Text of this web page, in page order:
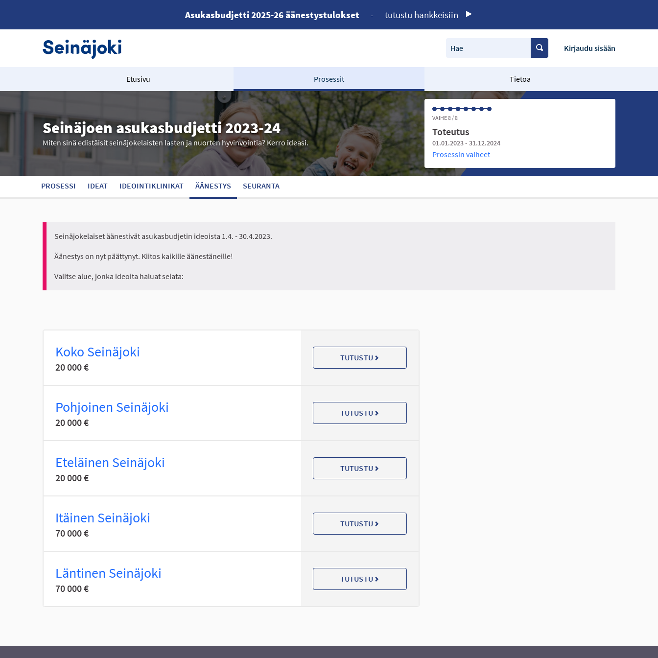
Asukasbudjetti 2025-26 äänestystulokset - tutustu hankkeisiin
Hae Kirjaudu sisään
Etusivu Prosessit Tietoa
Seinäjoen asukasbudjetti 2023-24
Miten sinä edistäisit seinäjokelaisten lasten ja nuorten hyvinvointia? Kerro ideasi.
VAIHE 8 / 8
Toteutus
01.01.2023 - 31.12.2024
Prosessin vaiheet
PROSESSI IDEAT IDEOINTIKLINIKAT ÄÄNESTYS SEURANTA
Seinäjokelaiset äänestivät asukasbudjetin ideoista 1.4. - 30.4.2023.
Äänestys on nyt päättynyt. Kiitos kaikille äänestäneille!
Valitse alue, jonka ideoita haluat selata:
Koko Seinäjoki
20 000 €
TUTUSTU
Pohjoinen Seinäjoki
20 000 €
TUTUSTU
Eteläinen Seinäjoki
20 000 €
TUTUSTU
Itäinen Seinäjoki
70 000 €
TUTUSTU
Läntinen Seinäjoki
70 000 €
TUTUSTU